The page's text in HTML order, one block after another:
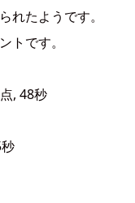
れたようです。
トです。
, 48秒